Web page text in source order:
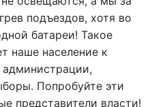
подъездов, хотя во
батареи! Такое
наше население к
Попробуйте эти
представители власти!